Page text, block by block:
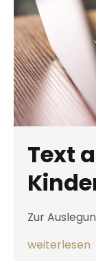
Text
Zur
weiterlesen